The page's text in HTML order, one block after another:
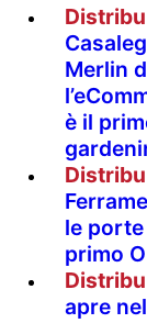
Merlin
è il
le
primo
apre